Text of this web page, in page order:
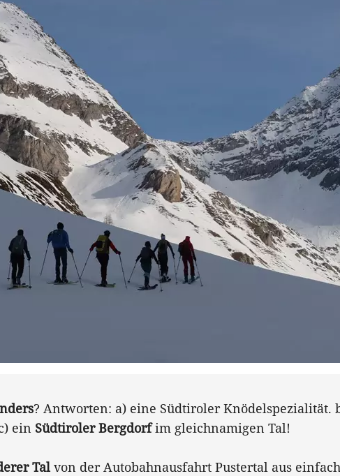
? Antworten: a) eine Südtiroler Knödelspezialität.
ein Südtiroler Bergdorfim gleichnamigen Tal!
Tal von der Autobahnausfahrt Pustertal aus